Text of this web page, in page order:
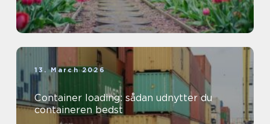
13. March 2026
Container loading: sådan udnytter du
containeren bedst